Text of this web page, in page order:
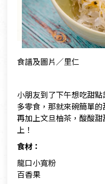
食譜及圖片／里仁
小朋友到了下午想吃甜
多零食，那就來碗簡單
再加上文旦柚茶，酸酸
上！
食材：
龍口小寬粉
百香果